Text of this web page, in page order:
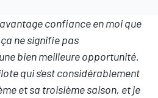
confiance en moi que
ne signifie pas
bien meilleure opportunité.
qui s'est considérablement
et sa troisième saison, et je